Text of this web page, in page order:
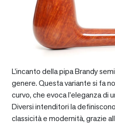
L’incanto della pipa Brandy
genere. Questa variante si fa
curvo, che evoca l’eleganza di
Diversi intenditori la
classicità e modernità, grazie